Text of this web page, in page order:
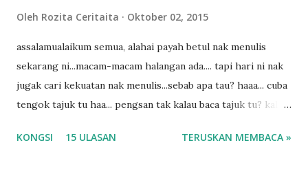
Oleh Rozita Ceritaita Oktober 02, 2015
assalamualaikum semua, alahai payah betul nak menulis
sekarang ni...macam-macam halangan ada.... tapi hari ni nak
jugak cari kekuatan nak menulis...sebab apa tau? haaa... cuba
tengok tajuk tu haa... pengsan tak kalau baca tajuk tu? kalau
tau? yang sebut tu anak aku....diulangi ANAK AKU ....adoiiii
KONGSI 15 ULASAN TERUSKAN MEMBACA »